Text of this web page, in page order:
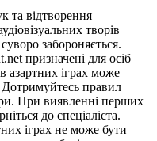
та відтворення
творів
забороняється.
призначені для осіб
азартних іграх може
Дотримуйтесь правил
При виявленні перших
до спеціаліста.
іграх не може бути